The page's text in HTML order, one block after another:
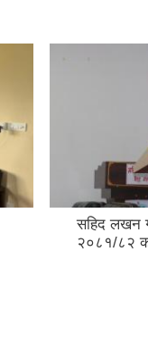
अध्यक्षहरू,